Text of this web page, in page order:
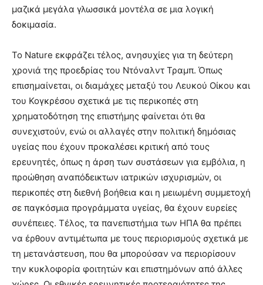
μαζικά μεγάλα γλωσσικά μοντέλα σε μια λογική
δοκιμασία.
Το Nature εκφράζει τέλος, ανησυχίες για τη δεύτερη
χρονιά της προεδρίας του Ντόναλντ Τραμπ. Όπως
επισημαίνεται, οι διαμάχες μεταξύ του Λευκού Οίκου και
του Κογκρέσου σχετικά με τις περικοπές στη
χρηματοδότηση της επιστήμης φαίνεται ότι θα
συνεχιστούν, ενώ οι αλλαγές στην πολιτική δημόσιας
υγείας που έχουν προκαλέσει κριτική από τους
ερευνητές, όπως η άρση των συστάσεων για εμβόλια, η
προώθηση αναπόδεικτων ιατρικών ισχυρισμών, οι
περικοπές στη διεθνή βοήθεια και η μειωμένη συμμετοχή
σε παγκόσμια προγράμματα υγείας, θα έχουν ευρείες
συνέπειες. Τέλος, τα πανεπιστήμια των ΗΠΑ θα πρέπει
να έρθουν αντιμέτωπα με τους περιορισμούς σχετικά με
τη μετανάστευση, που θα μπορούσαν να περιορίσουν
την κυκλοφορία φοιτητών και επιστημόνων από άλλες